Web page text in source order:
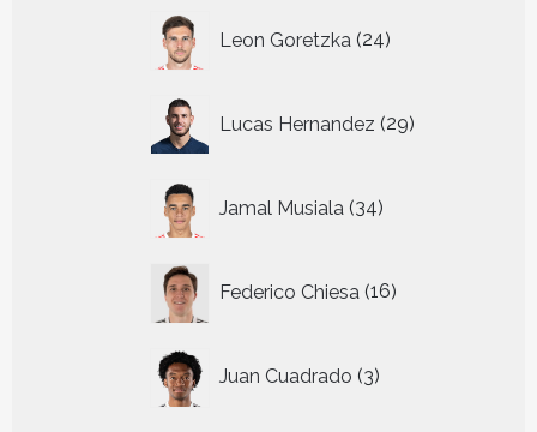
Leon Goretzka 24
producten
Lucas Hernandez 29
producten
Jamal Musiala 34
producten
Federico Chiesa 16
producten
Juan Cuadrado 3
producten